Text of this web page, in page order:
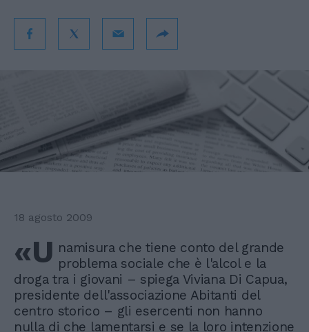
18 agosto 2009
«U namisura che tiene conto del grande
problema sociale che è l'alcol e la
droga tra i giovani – spiega Viviana Di Capua,
presidente dell'associazione Abitanti del
centro storico – gli esercenti non hanno
nulla di che lamentarsi e se la loro intenzione